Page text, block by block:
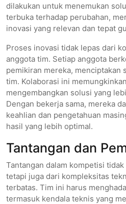
dilakukan untuk menemukan
terbuka terhadap perubahan,
inovasi yang relevan dan tepat
Proses inovasi tidak lepas dari
anggota tim. Setiap anggota
pemikiran mereka, menciptakan
tim. Kolaborasi ini
mengembangkan solusi yang
Dengan bekerja sama, mereka
keahlian dan pengetahuan
hasil yang lebih optimal.
Tantangan dan
Tantangan dalam kompetisi
tetapi juga dari kompleksitas
terbatas. Tim ini harus
termasuk kendala teknis yang